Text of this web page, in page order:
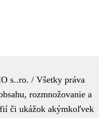
s..ro. / Všetky práva
rozmnožovanie a
či ukážok akýmkoľvek